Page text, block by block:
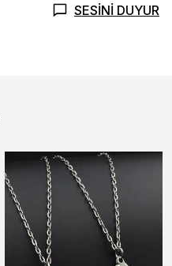
SESİNİ DUYUR